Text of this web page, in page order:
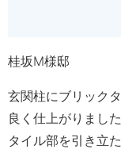
桂坂M様邸
玄関柱にブリック
良く仕上がりました
タイル部を引き立